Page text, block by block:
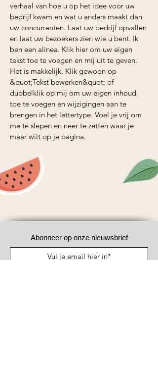
verhaal van hoe u op het idee voor uw
bedrijf kwam en wat u anders maakt dan
uw concurrenten. Laat uw bedrijf opvallen
en laat uw bezoekers zien wie u bent. Ik
ben een alinea. Klik hier om uw eigen
tekst toe te voegen en mij uit te geven.
Het is makkelijk. Klik gewoon op
&quot;Tekst bewerken&quot; of
dubbelklik op mij om uw eigen inhoud
toe te voegen en wijzigingen aan te
brengen in het lettertype. Voel je vrij om
me te slepen en neer te zetten waar je
maar wilt op je pagina.
Abonneer op onze nieuwsbrief